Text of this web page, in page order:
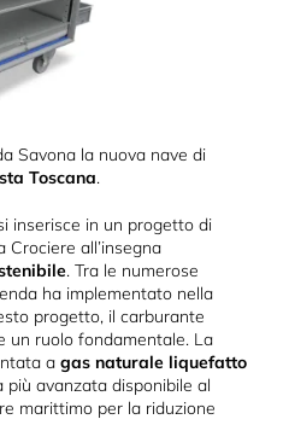
Savona la nuova nave di
Toscana.
inserisce in un progetto di
all’insegna
. Tra le numerose
ha implementato nella
progetto, il carburante
un ruolo fondamentale. La
a gas naturale liquefatto
più avanzata disponibile al
marittimo per la riduzione